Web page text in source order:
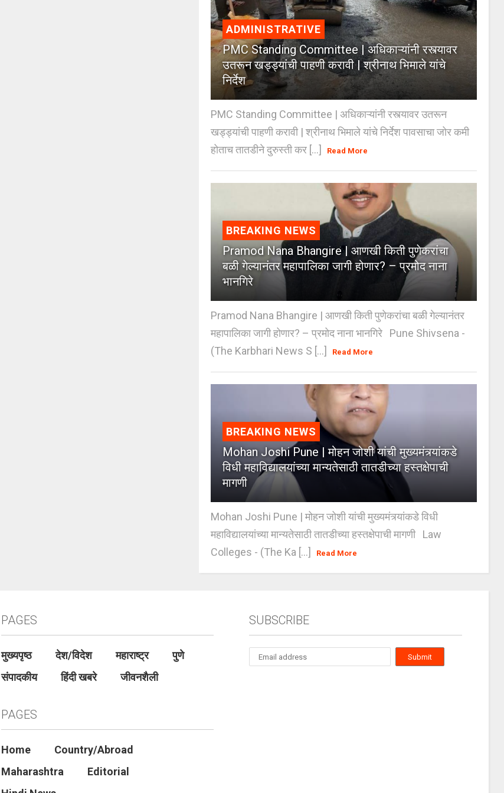
ADMINISTRATIVE
PMC Standing Committee | अधिकाऱ्यांनी रस्त्यावर
उतरून खड्ड्यांची पाहणी करावी | श्रीनाथ भिमाले यांचे
निर्देश
PMC Standing Committee | अधिकाऱ्यांनी रस्त्यावर उतरून
खड्ड्यांची पाहणी करावी | श्रीनाथ भिमाले यांचे निर्देश पावसाचा जोर कमी
होताच तातडीने दुरुस्ती कर [...]
Read More
BREAKING NEWS
Pramod Nana Bhangire | आणखी किती पुणेकरांचा
बळी गेल्यानंतर महापालिका जागी होणार? – प्रमोद नाना
भानगिरे
Pramod Nana Bhangire | आणखी किती पुणेकरांचा बळी गेल्यानंतर
महापालिका जागी होणार? – प्रमोद नाना भानगिरे Pune Shivsena -
(The Karbhari News S [...]
Read More
BREAKING NEWS
Mohan Joshi Pune | मोहन जोशी यांची मुख्यमंत्र्यांकडे
विधी महाविद्यालयांच्या मान्यतेसाठी तातडीच्या हस्तक्षेपाची
मागणी
Mohan Joshi Pune | मोहन जोशी यांची मुख्यमंत्र्यांकडे विधी
महाविद्यालयांच्या मान्यतेसाठी तातडीच्या हस्तक्षेपाची मागणी Law
Colleges - (The Ka [...]
Read More
PAGES
मुख्यपृष्ठ देश/विदेश महाराष्ट्र
पुणे
संपादकीय
हिंदी खबरे जीवनशैली
PAGES
Home
Country/Abroad
Maharashtra
Editorial
SUBSCRIBE